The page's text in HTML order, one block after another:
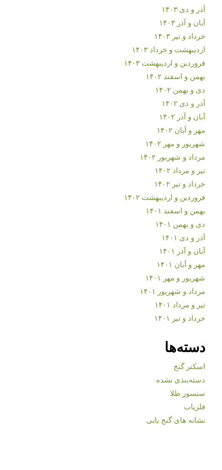
آذر و دی ۱۴۰۳
آبان و آذر ۱۴۰۳
خرداد و تیر ۱۴۰۳
اردیبهشت و خرداد ۱۴۰۳
فروردین و اردیبهشت ۱۴۰۳
بهمن و اسفند ۱۴۰۲
دی و بهمن ۱۴۰۲
آذر و دی ۱۴۰۲
آبان و آذر ۱۴۰۲
مهر و آبان ۱۴۰۲
شهریور و مهر ۱۴۰۲
مرداد و شهریور ۱۴۰۲
تیر و مرداد ۱۴۰۲
خرداد و تیر ۱۴۰۲
فروردین و اردیبهشت ۱۴۰۲
بهمن و اسفند ۱۴۰۱
دی و بهمن ۱۴۰۱
آذر و دی ۱۴۰۱
آبان و آذر ۱۴۰۱
مهر و آبان ۱۴۰۱
شهریور و مهر ۱۴۰۱
مرداد و شهریور ۱۴۰۱
تیر و مرداد ۱۴۰۱
خرداد و تیر ۱۴۰۱
دسته‌ها
اسکنر گنج
دسته‌بندی نشده
سنسور طلا
فلزیاب
نشانه های گنج یابی